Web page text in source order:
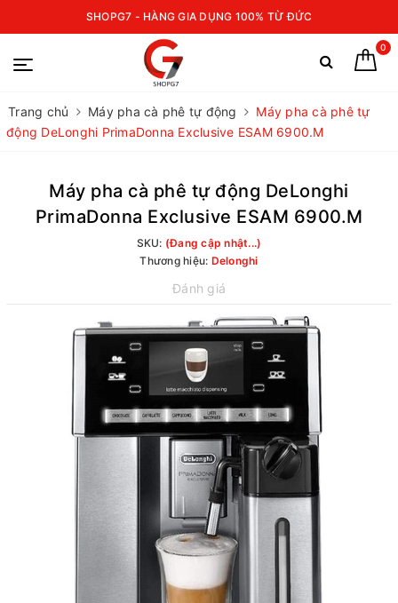
SHOPG7 - HÀNG GIA DỤNG 100% TỪ ĐỨC
0
Trang chủ Máy pha cà phê tự động
Máy pha cà phê tự
động DeLonghi PrimaDonna Exclusive ESAM 6900.M
Máy pha cà phê tự động DeLonghi
PrimaDonna Exclusive ESAM 6900.M
SKU: (Đang cập nhật...)
Thương hiệu: Delonghi
Đánh giá